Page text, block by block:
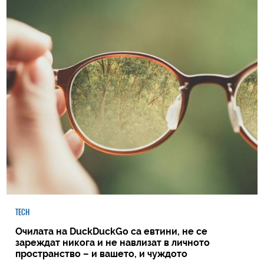
TECH
Очилата на DuckDuckGo са евтини, не се
зареждат никога и не навлизат в личното
пространство – и вашето, и чуждото